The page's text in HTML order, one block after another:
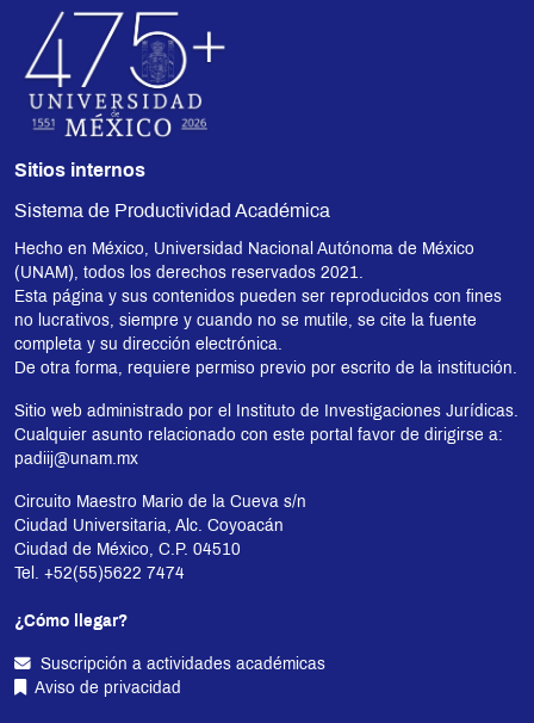
Sitios internos
Sistema de Productividad Académica
Hecho en México, Universidad Nacional Autónoma de México
(UNAM), todos los derechos reservados 2021.
Esta página y sus contenidos pueden ser reproducidos con fines
no lucrativos, siempre y cuando no se mutile, se cite la fuente
completa y su dirección electrónica.
De otra forma, requiere permiso previo por escrito de la institución.
Sitio web administrado por el Instituto de Investigaciones Jurídicas.
Cualquier asunto relacionado con este portal favor de dirigirse a:
padiij@unam.mx
Circuito Maestro Mario de la Cueva s/n
Ciudad Universitaria, Alc. Coyoacán
Ciudad de México, C.P. 04510
Tel. +52(55)5622 7474
¿Cómo llegar?
Suscripción a actividades académicas
Aviso de privacidad